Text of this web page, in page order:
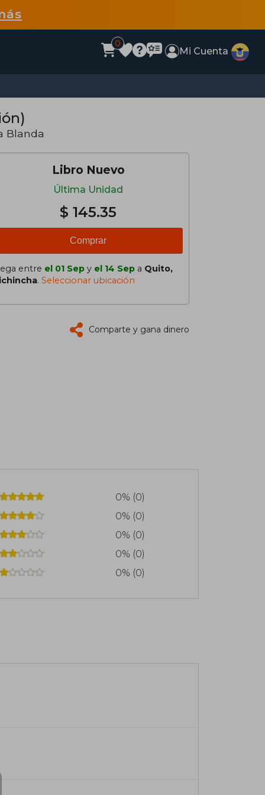
0
Mi Cuenta
Blanda
Libro Nuevo
Última Unidad
$ 145.35
Comprar
entre el 01 Sep y el 14 Sep a Quito,
. Seleccionar ubicación
Comparte y gana dinero
0% (0)
0% (0)
0% (0)
0% (0)
0% (0)